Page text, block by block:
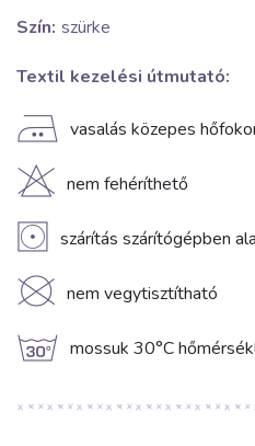
Szín: szürke
Textil kezelési útmutató:
E vasalás közepes
H nem fehéríthető
V szárítás szárítógépben
K nem vegytisztítható
g mossuk 30°C